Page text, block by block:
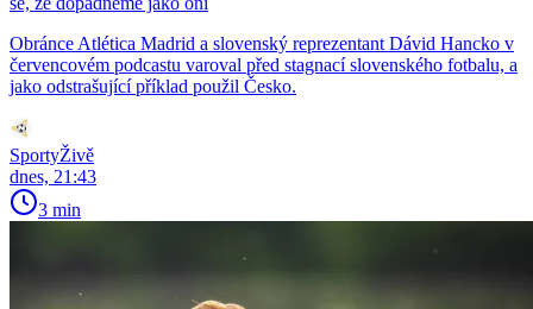
Obránce Atlética Madrid a slovenský reprezentant Dávid Hancko v
červencovém podcastu varoval před stagnací slovenského fotbalu, a
jako odstrašující příklad použil Česko.
SportyŽivě
dnes, 21:43
3 min